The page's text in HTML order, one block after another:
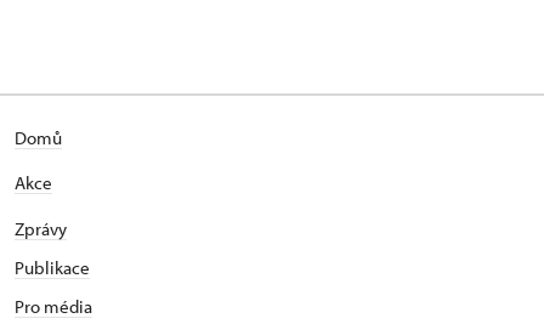
Domů
Akce
Zprávy
Publikace
Pro média